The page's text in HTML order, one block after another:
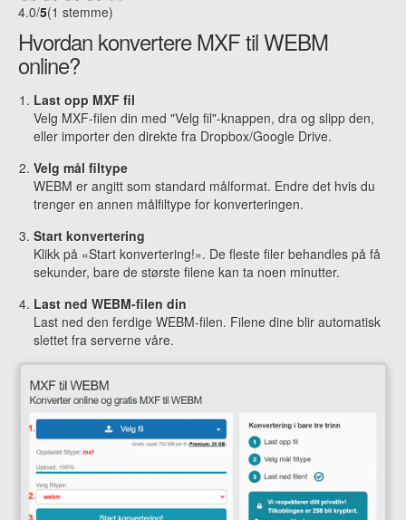
4.0/5(1 stemme)
Hvordan konvertere MXF til WEBM
online?
Last opp MXF fil
Velg MXF-filen din med "Velg fil"-knappen, dra og slipp den,
eller importer den direkte fra Dropbox/Google Drive.
Velg mål filtype
WEBM er angitt som standard målformat. Endre det hvis du
trenger en annen målfiltype for konverteringen.
Start konvertering
Klikk på «Start konvertering!». De fleste filer behandles på få
sekunder, bare de største filene kan ta noen minutter.
Last ned WEBM-filen din
Last ned den ferdige WEBM-filen. Filene dine blir automatisk
slettet fra serverne våre.